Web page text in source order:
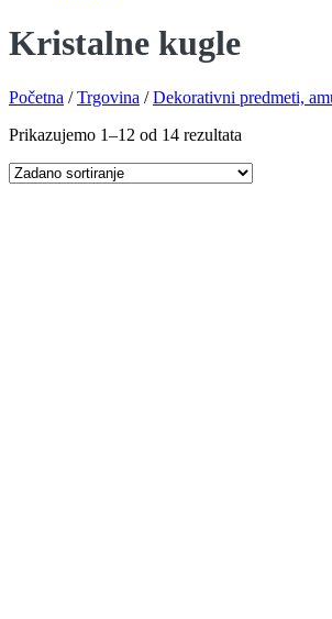
Kristalne kugle
Početna / Trgovina / Dekorativni predmeti,
Prikazujemo 1–12 od 14 rezultata